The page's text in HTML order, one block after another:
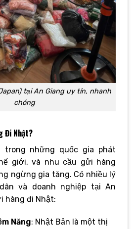
tại An Giang uy tín, nhanh
chóng
Đi Nhật?
trong những quốc gia phát
giới, và nhu cầu gửi hàng
ngừng gia tăng. Có nhiều lý
và doanh nghiệp tại An
hàng đi Nhật:
Năng: Nhật Bản là một thị